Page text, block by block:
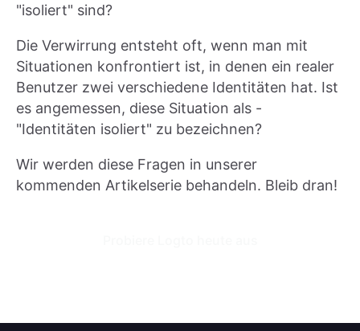
"isoliert" sind?
Die Verwirrung entsteht oft, wenn man mit
Situationen konfrontiert ist, in denen ein realer
Benutzer zwei verschiedene Identitäten hat. Ist
es angemessen, diese Situation als -
"Identitäten isoliert" zu bezeichnen?
Wir werden diese Fragen in unserer
kommenden Artikelserie behandeln. Bleib dran!